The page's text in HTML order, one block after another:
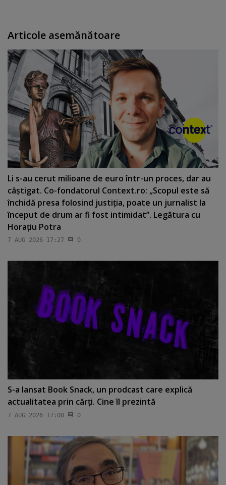
Articole asemănătoare
Li s-au cerut milioane de euro într-un proces, dar au
câştigat. Co-fondatorul Context.ro: „Scopul este să
închidă presa folosind justiţia, poate un jurnalist la
început de drum ar fi fost intimidat”. Legătura cu
Horaţiu Potra
7 AUG 2026 17:27 0
S-a lansat Book Snack, un prodcast care explică
actualitatea prin cărţi. Cine îl prezintă
7 AUG 2026 17:00 0